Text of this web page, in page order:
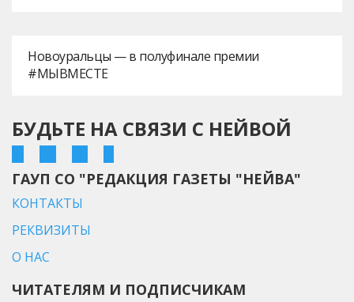
Новоуральцы — в полуфинале премии
#МЫВМЕСТЕ
БУДЬТЕ НА СВЯЗИ С НЕЙВОЙ
ГАУП СО "РЕДАКЦИЯ ГАЗЕТЫ "НЕЙВА"
КОНТАКТЫ
РЕКВИЗИТЫ
О НАС
ЧИТАТЕЛЯМ И ПОДПИСЧИКАМ